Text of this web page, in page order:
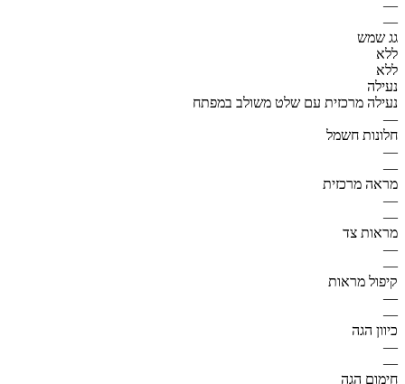
—
—
גג שמש
ללא
ללא
נעילה
נעילה מרכזית עם שלט משולב במפתח
—
חלונות חשמל
—
—
מראה מרכזית
—
—
מראות צד
—
—
קיפול מראות
—
—
כיוון הגה
—
—
חימום הגה